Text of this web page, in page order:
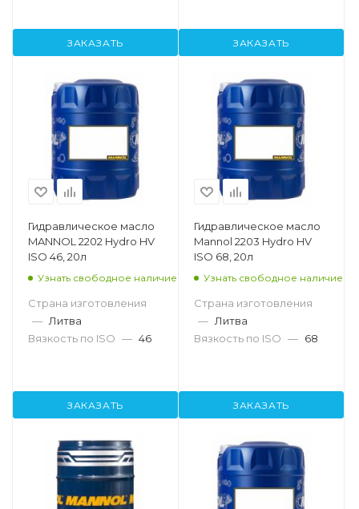
ЗАКАЗАТЬ ЗАКАЗАТЬ
Гидравлическое масло
MANNOL 2202 Hydro HV
ISO 46, 20л
Узнать свободное наличие
Страна изготовления
— Литва
Вязкость по ISO — 46
ЗАКАЗАТЬ
Гидравлическое масло
Mannol 2203 Hydro HV
ISO 68, 20л
Узнать свободное наличие
Страна изготовления
— Литва
Вязкость по ISO — 68
ЗАКАЗАТЬ